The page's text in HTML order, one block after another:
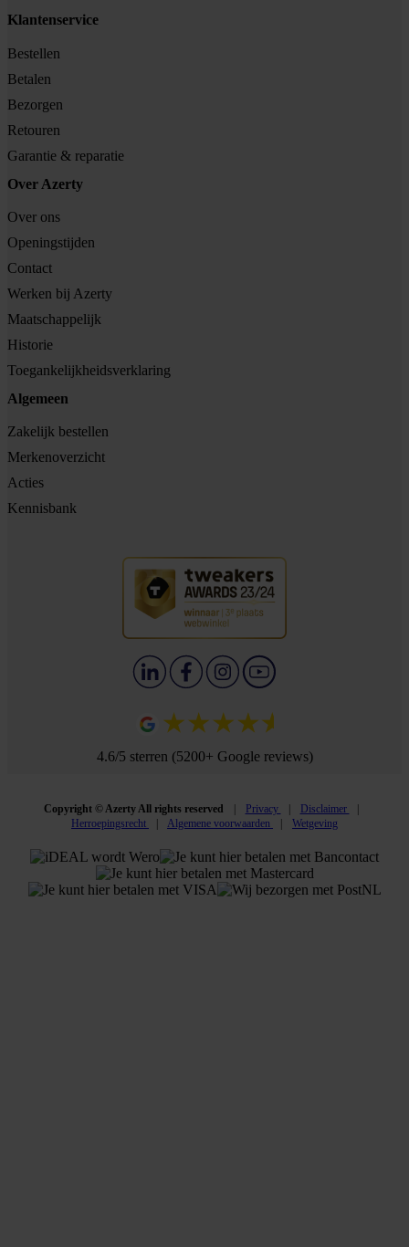
Klantenservice
Bestellen
Betalen
Bezorgen
Retouren
Garantie & reparatie
Over Azerty
Over ons
Openingstijden
Contact
Werken bij Azerty
Maatschappelijk
Historie
Toegankelijkheidsverklaring
Algemeen
Zakelijk bestellen
Merkenoverzicht
Acties
Kennisbank
4.6/5 sterren (5200+ Google reviews)
Copyright © Azerty All rights reserved Privacy
Disclaimer
Herroepingsrecht
Algemene voorwaarden Wetgeving